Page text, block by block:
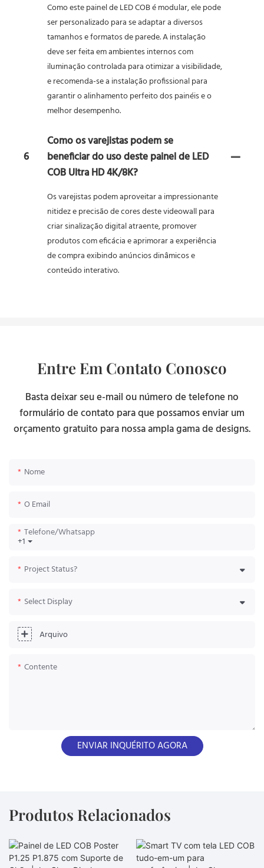
Como este painel de LED COB é modular, ele pode
ser personalizado para se adaptar a diversos
tamanhos e formatos de parede. A instalação
deve ser feita em ambientes internos com
iluminação controlada para otimizar a visibilidade,
e recomenda-se a instalação profissional para
garantir o alinhamento perfeito dos painéis e o
melhor desempenho.
6
Como os varejistas podem se
beneficiar do uso deste painel de LED
COB Ultra HD 4K/8K?
Os varejistas podem aproveitar a impressionante
nitidez e precisão de cores deste videowall para
criar sinalização digital atraente, promover
produtos com eficácia e aprimorar a experiência
de compra exibindo anúncios dinâmicos e
conteúdo interativo.
Entre Em Contato Conosco
Basta deixar seu e-mail ou número de telefone no
formulário de contato para que possamos enviar um
orçamento gratuito para nossa ampla gama de designs.
Nome
O Email
+1
Telefone/whatsapp
Project Status?
Select Display
Arquivo
Contente
ENVIAR INQUÉRITO AGORA
Produtos Relacionados